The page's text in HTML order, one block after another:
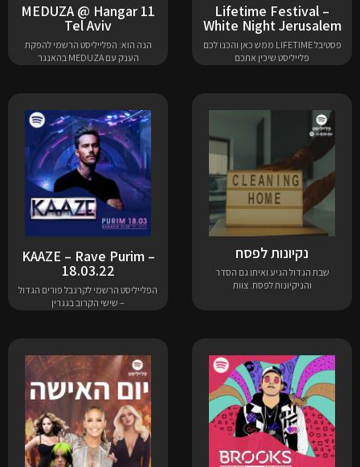
Lifetime Festival –
White Night Jerusalem
פסטיבל LIFETIME ממש כאן והכנו לכם
פלייליסט שיכין אתכם
MEDUZA @ Hangar 11
Tel Aviv
הנה הוא: הפלייליסט הרשמי להפקת
הענק עם MEDUZA בהאנגר
נקיונות לפסח
שבת הגדול הגיע ואיתו גם הסדר
והניקיונות לפסח. צוות
KAAZE – Rave Purim –
18.03.22
הפלייליסט הרשמי לקרנבל פורים הגדול
– שישי הקרוב בגגרין